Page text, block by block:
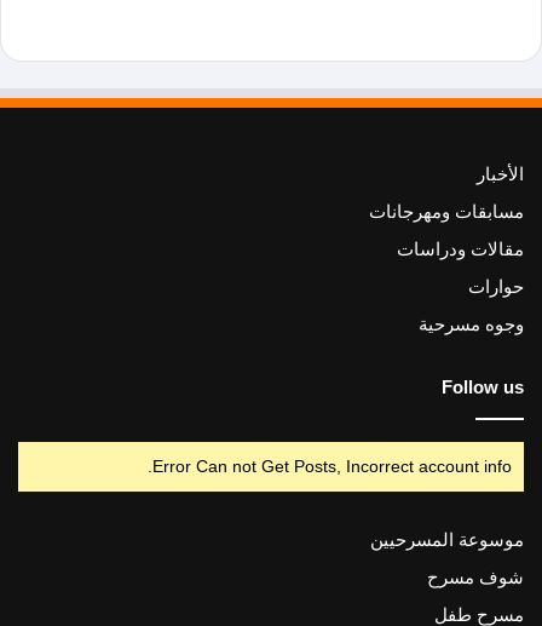
الأخبار
مسابقات ومهرجانات
مقالات ودراسات
حوارات
وجوه مسرحية
Follow us
Error Can not Get Posts, Incorrect account info.
موسوعة المسرحيين
شوف مسرح
مسرح طفل